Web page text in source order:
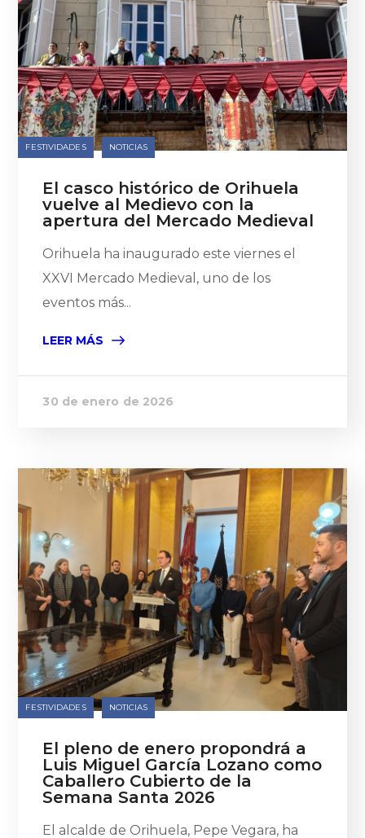
FESTIVIDADES NOTICIAS
El casco histórico de Orihuela
vuelve al Medievo con la
apertura del Mercado Medieval
Orihuela ha inaugurado este viernes el
XXVI Mercado Medieval, uno de los
eventos más...
LEER MÁS
30 de enero de 2026
FESTIVIDADES NOTICIAS
El pleno de enero propondrá a
Luis Miguel García Lozano como
Caballero Cubierto de la
Semana Santa 2026
El alcalde de Orihuela, Pepe Vegara, ha